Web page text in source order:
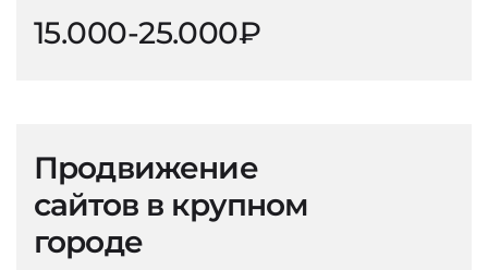
15.000-25.000₽
Продвижение
сайтов в крупном
городе